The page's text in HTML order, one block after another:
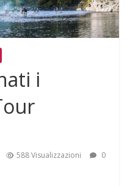
i
588 Visualizzazioni
0